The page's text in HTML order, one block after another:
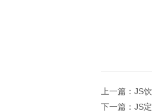
上一篇： JS
下一篇： JS